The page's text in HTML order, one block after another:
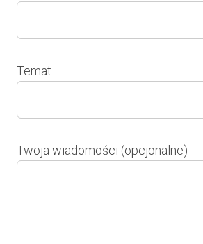
Temat
Twoja wiadomości (opcjonalne)